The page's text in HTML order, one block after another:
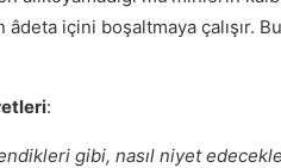
içini boşaltmaya çalışır.
:
gibi, nasıl niyet